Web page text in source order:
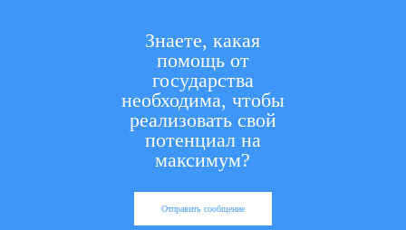
Знаете, какая
помощь от
государства
необходима, чтобы
реализовать свой
потенциал на
максимум?
Отправить сообщение